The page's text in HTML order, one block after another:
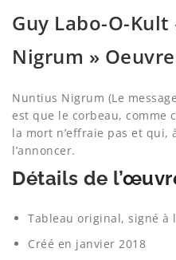
Guy Labo-O-
Nigrum »
Nuntius Nigrum (Le
est que le corbeau, comme
la mort n’effraie pas et
l’annoncer.
Détails de l’
Tableau original, signé à
Créé en janvier 2018